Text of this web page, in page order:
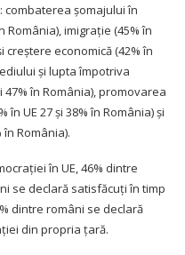
şomajului în
România), imigraţie (45% în
creştere economică (42% în
şi lupta împotriva
47% în România), promovarea
UE 27 şi 38% în România) şi
în România).
în UE, 46% dintre
se declară satisfăcuți în timp
dintre români se declară
din propria ţară.